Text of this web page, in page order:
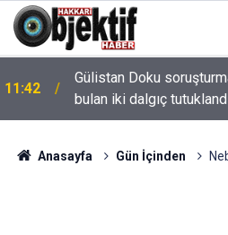
11:42
Gülistan Doku
bulan iki dalgıç
Anasayfa Gün İçinden